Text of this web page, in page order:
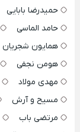
حمیدرضا بابایی
حامد الماسی
همایون شجریان
هومن نجفی
مهدی مولاد
مسیح و آرش
مرتضی باب